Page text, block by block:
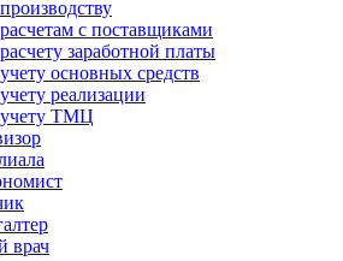
с поставщиками
заработной платы
основных средств
реализации
учету ТМЦ
врач